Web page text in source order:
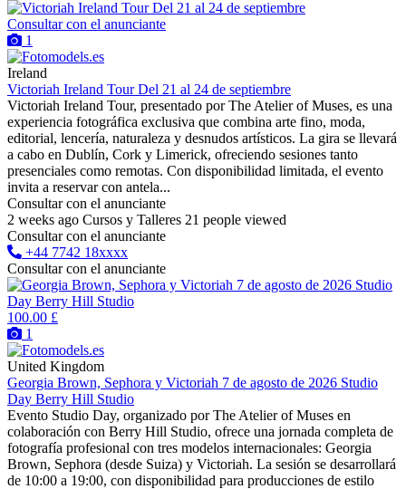
Consultar con el anunciante
1
Ireland
Victoriah Ireland Tour Del 21 al 24 de septiembre
Victoriah Ireland Tour, presentado por The Atelier of Muses, es una
experiencia fotográfica exclusiva que combina arte fino, moda,
editorial, lencería, naturaleza y desnudos artísticos. La gira se llevará
a cabo en Dublín, Cork y Limerick, ofreciendo sesiones tanto
presenciales como remotas. Con disponibilidad limitada, el evento
invita a reservar con antela...
Consultar con el anunciante
2 weeks ago Cursos y Talleres 21 people viewed
Consultar con el anunciante
+44 7742 18xxxx
Consultar con el anunciante
100.00 £
1
United Kingdom
Georgia Brown, Sephora y Victoriah 7 de agosto de 2026 Studio
Day Berry Hill Studio
Evento Studio Day, organizado por The Atelier of Muses en
colaboración con Berry Hill Studio, ofrece una jornada completa de
fotografía profesional con tres modelos internacionales: Georgia
Brown, Sephora (desde Suiza) y Victoriah. La sesión se desarrollará
de 10:00 a 19:00, con disponibilidad para producciones de estilo